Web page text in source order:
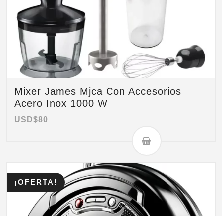
Mixer James Mjca Con Accesorios
Acero Inox 1000 W
USD$80
¡OFERTA!